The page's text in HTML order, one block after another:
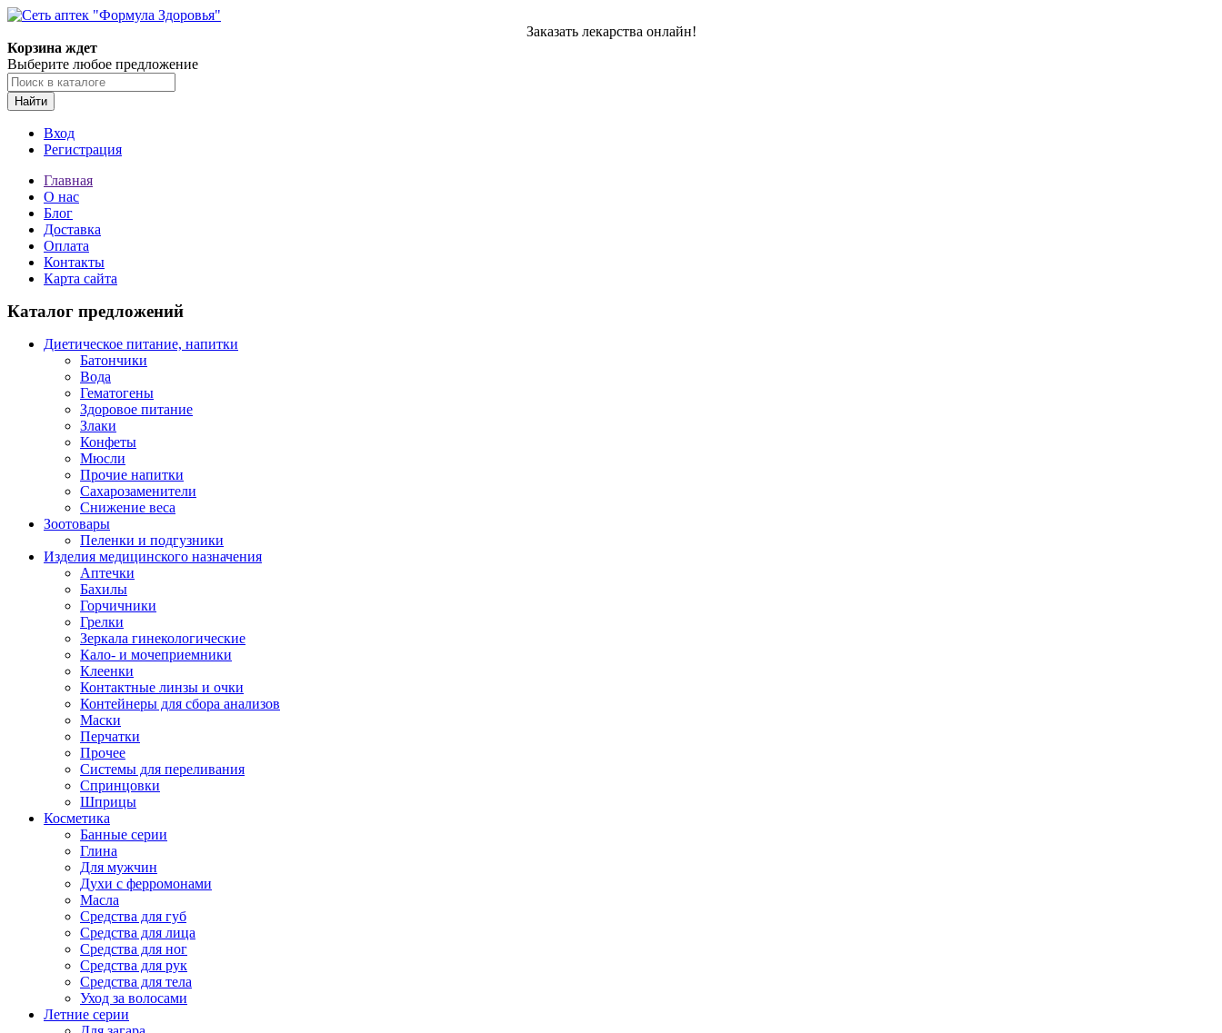
Заказать лекарства онлайн!
Корзина ждет
Выберите любое предложение
Найти
Вход
Регистрация
Главная
О нас
Блог
Доставка
Оплата
Контакты
Карта сайта
Каталог предложений
Диетическое питание, напитки
Батончики
Вода
Гематогены
Здоровое питание
Злаки
Конфеты
Мюсли
Прочие напитки
Сахарозаменители
Снижение веса
Зоотовары
Пеленки и подгузники
Изделия медицинского назначения
Аптечки
Бахилы
Горчичники
Грелки
Зеркала гинекологические
Кало- и мочеприемники
Клеенки
Контактные линзы и очки
Контейнеры для сбора анализов
Маски
Перчатки
Прочее
Системы для переливания
Спринцовки
Шприцы
Косметика
Банные серии
Глина
Для мужчин
Духи с ферромонами
Масла
Средства для губ
Средства для лица
Средства для ног
Средства для рук
Средства для тела
Уход за волосами
Летние серии